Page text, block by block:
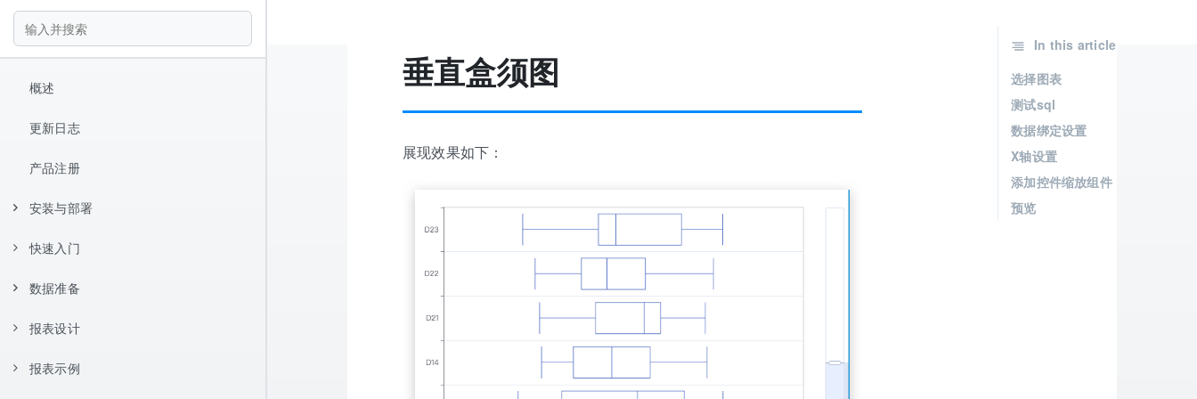
概述
更新日志
产品注册
安装与部署
安装
快速入门
Hello World
报表设计器
快捷键
数据准备
数据源配置
JDBC 数据源
数据集管理
报表设计
核心概念
报表示例
垂直盒须图
展现效果如下：
In this article
选择图表
测试sql
数据绑定设置
X轴设置
添加控件缩放组件
预览